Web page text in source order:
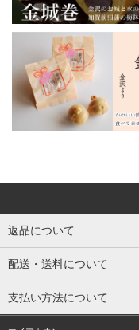
返品について
配送・送料について
支払い方法について